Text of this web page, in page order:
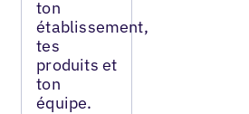
ton
établissement,
tes
produits et
ton
équipe.